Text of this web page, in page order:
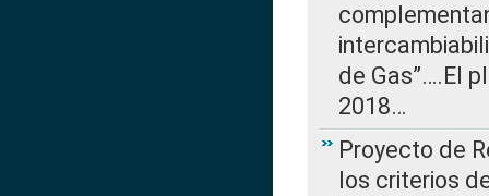
de Gas”….El
2018…
Proyecto de
los criterios